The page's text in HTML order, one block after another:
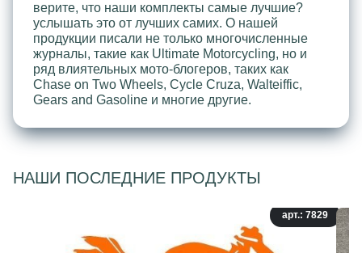
верите, что наши комплекты самые лучшие?
услышать это от лучших самих. О нашей
продукции писали не только многочисленные
журналы, такие как Ultimate Motorcycling, но и
ряд влиятельных мото-блогеров, таких как
Chase on Two Wheels, Cycle Cruza, Walteiffic,
Gears and Gasoline и многие другие.
НАШИ ПОСЛЕДНИЕ ПРОДУКТЫ
арт.: 7829